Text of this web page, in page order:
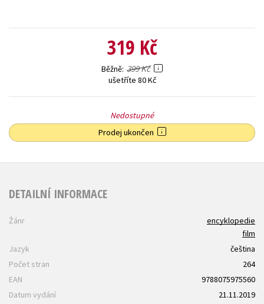
319 Kč
Běžně 399 Kč
ušetříte 80 Kč
Nedostupné
Prodej ukončen
DETAILNÍ INFORMACE
Žánr
encyklopedie
film
Jazyk
čeština
Počet stran
264
EAN
9788075975560
Datum vydání
21.11.2019